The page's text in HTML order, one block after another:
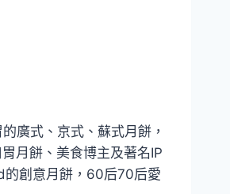
廣式、京式、蘇式月餅，
月餅、美食博主及著名IP
創意月餅，60后70后愛